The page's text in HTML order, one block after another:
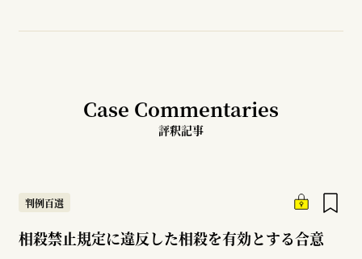
Case Commentaries
評釈記事
判例百選
相殺禁止規定に違反した相殺を有効とする合意